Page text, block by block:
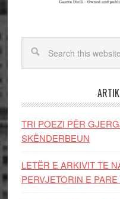
TRI POEZI PËR
SKËNDERBEUN
LETËR E ARKIVIT TE
PERVJETORIN E